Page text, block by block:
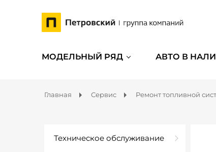
МОДЕЛЬНЫЙ РЯД АВТО В
Главная Сервис Ремонт топливной
Техническое обслуживание